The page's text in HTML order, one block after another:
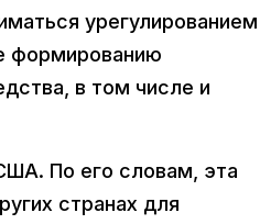
урегулированием
формированию
в том числе и
По его словам, эта
странах для